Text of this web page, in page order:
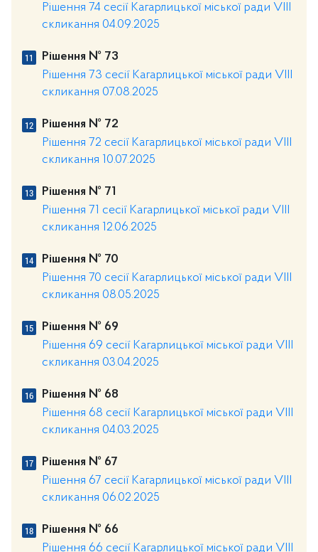
Рішення 74 сесії Кагарлицької міської ради VIII
скликання 04.09.2025
Рішення № 73
Рішення 73 сесії Кагарлицької міської ради VIII
скликання 07.08.2025
Рішення № 72
Рішення 72 сесії Кагарлицької міської ради VIII
скликання 10.07.2025
Рішення № 71
Рішення 71 сесії Кагарлицької міської ради VIII
скликання 12.06.2025
Рішення № 70
Рішення 70 сесії Кагарлицької міської ради VIII
скликання 08.05.2025
Рішення № 69
Рішення 69 сесії Кагарлицької міської ради VIII
скликання 03.04.2025
Рішення № 68
Рішення 68 сесії Кагарлицької міської ради VІІІ
скликання 04.03.2025
Рішення № 67
Рішення 67 сесії Кагарлицької міської ради VІІІ
скликання 06.02.2025
Рішення № 66
Рішення 66 сесії Кагарлицької міської ради VІІІ